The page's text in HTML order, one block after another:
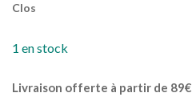
Clos
1 en stock
Livraison offerte à partir de 89€